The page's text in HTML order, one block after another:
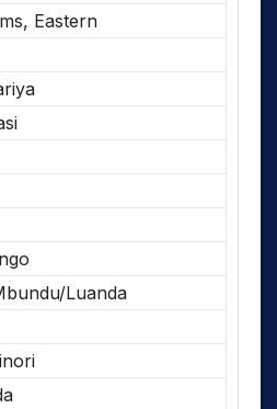
Eastern
Luanda